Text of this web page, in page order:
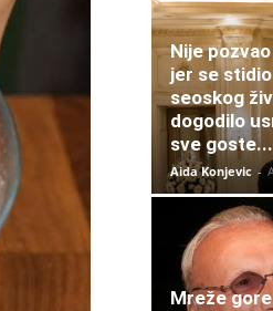
Nije
jer se
seoskog
dogodilo
sve goste...
Aida Konjevic -
Mreže